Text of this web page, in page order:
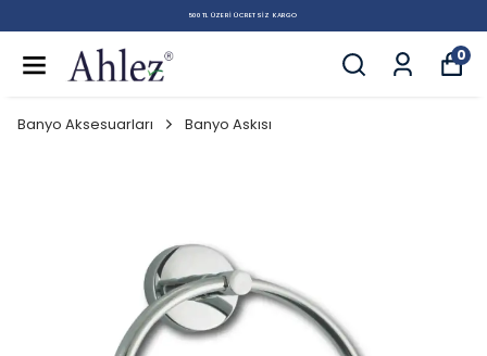
500 TL ÜZERI ÜCRETSIZ KARGO
0
Banyo Aksesuarları Banyo Askısı